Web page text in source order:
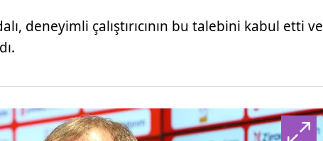
deneyimli çalıştırıcının bu talebini kabul etti ve